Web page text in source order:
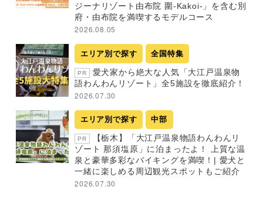
ジーナリゾート由布院 圍-Kakoi-」を含む別
府・由布院を満喫するモデルコース
2026.08.05
エリア別で探す 全国特集
PR
愛犬家から絶大な人気「大江戸温泉物
語わんわんリゾート」全5施設を徹底紹介！
2026.07.30
エリア別で探す 中部
PR
【栃木】「大江戸温泉物語わんわんリ
ゾート 那須塩原」に泊まったよ！ 上質な温
泉と豪華多彩なバイキングを満喫！| 愛犬と
一緒に楽しめる周辺観光スポットもご紹介
2026.07.30